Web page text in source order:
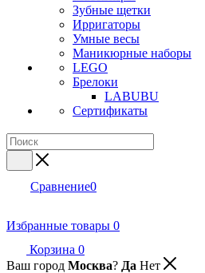
Зубные щетки
Ирригаторы
Умные весы
Маникюрные наборы
LEGO
Брелоки
LABUBU
Сертификаты
Сравнение0
Избранные товары 0
Корзина 0
Ваш город Москва? Да Нет